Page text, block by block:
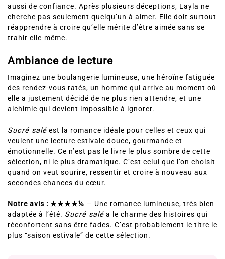
aussi de confiance. Après plusieurs déceptions, Layla ne
cherche pas seulement quelqu’un à aimer. Elle doit surtout
réapprendre à croire qu’elle mérite d’être aimée sans se
trahir elle-même.
Ambiance de lecture
Imaginez une boulangerie lumineuse, une héroïne fatiguée
des rendez-vous ratés, un homme qui arrive au moment où
elle a justement décidé de ne plus rien attendre, et une
alchimie qui devient impossible à ignorer.
Sucré salé est la romance idéale pour celles et ceux qui
veulent une lecture estivale douce, gourmande et
émotionnelle. Ce n’est pas le livre le plus sombre de cette
sélection, ni le plus dramatique. C’est celui que l’on choisit
quand on veut sourire, ressentir et croire à nouveau aux
secondes chances du cœur.
Notre avis : ★★★★½ — Une romance lumineuse, très bien
adaptée à l’été. Sucré salé a le charme des histoires qui
réconfortent sans être fades. C’est probablement le titre le
plus “saison estivale” de cette sélection.